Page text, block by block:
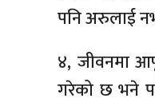
पनि अरुलाई
४, जीवनमा
गरेको छ भने